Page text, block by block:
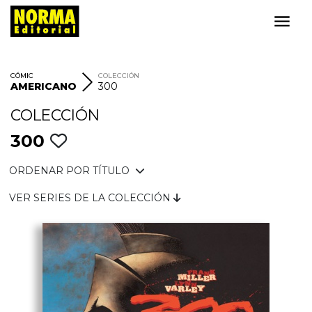
CÓMIC
AMERICANO
COLECCIÓN
300
COLECCIÓN
300
ORDENAR POR TÍTULO
VER SERIES DE LA COLECCIÓN